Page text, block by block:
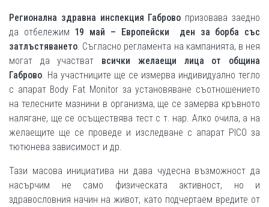
Регионална здравна инспекция Габрово призовава заедно
да отбележим 19 май – Европейски ден за борба със
затлъстяването. Съгласно регламента на кампанията, в нея
могат да участват всички желаещи лица от община
Габрово. На участниците ще се измерва индивидуално тегло
с апарат Body Fat Monitor за установяване съотношението
на телесните мазнини в организма, ще се замерва кръвното
налягане, ще се осъществява тест с т. нар. Алко очила, а на
желаещите ще се проведе и изследване с апарат PICO за
тютюнева зависимост и др.
Тази масова инициатива ни дава чудесна възможност да
насърчим не само физическата активност, но и
здравословния начин на живот, като подчертаем вредите от